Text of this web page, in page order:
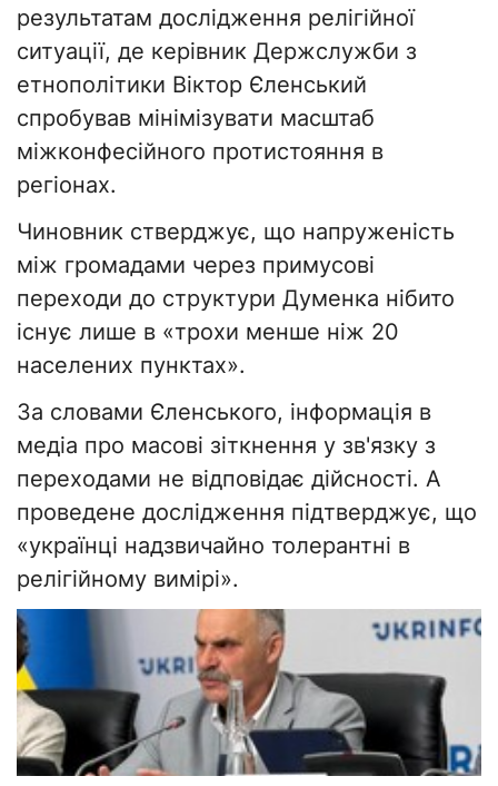
результатам дослідження релігійної
ситуації, де керівник Держслужби з
етнополітики Віктор Єленський
спробував мінімізувати масштаб
міжконфесійного протистояння в
регіонах.
Чиновник стверджує, що напруженість
між громадами через примусові
переходи до структури Думенка нібито
існує лише в «трохи менше ніж 20
населених пунктах».
За словами Єленського, інформація в
медіа про масові зіткнення у зв'язку з
переходами не відповідає дійсності. А
проведене дослідження підтверджує, що
«українці надзвичайно толерантні в
релігійному вимірі».